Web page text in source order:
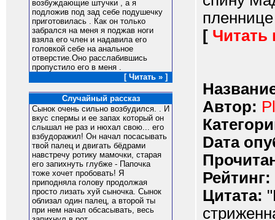
возбуждающие штучки , а я
подложив под зад себе подушечку
приготовилась . Как он только
забрался на меня я поджав ноги
взяла его член и надавила его
головкой себе на анальное
отверстие.Оно расслабившись
пропустило его в меня .
[ Читать » ]
Случайный рассказ
Сынок очень сильно возбудился. . И
вкус спермы и ее запах который он
слышал не раз и нюхал свою... его
взбудоражил! Он начал посасывать
твой палец и двигать бёдрами
навстречу ротику мамочки, старая
его запихнуть глубже - Папочка
тоже хочет пробовать! Я
приподняла голову продолжая
просто лизать хуй сыночка. Сынок
облизал один палец, а второй ты
при нем начал обсасывать, весь
[ Читать
Автор:
Dата
Рейтинг:
Цитата: